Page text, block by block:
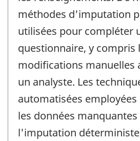
méthodes d'imputation
utilisées pour compléter
questionnaire, y compris
modifications manuelles
un analyste. Les
automatisées
les données
l'imputation